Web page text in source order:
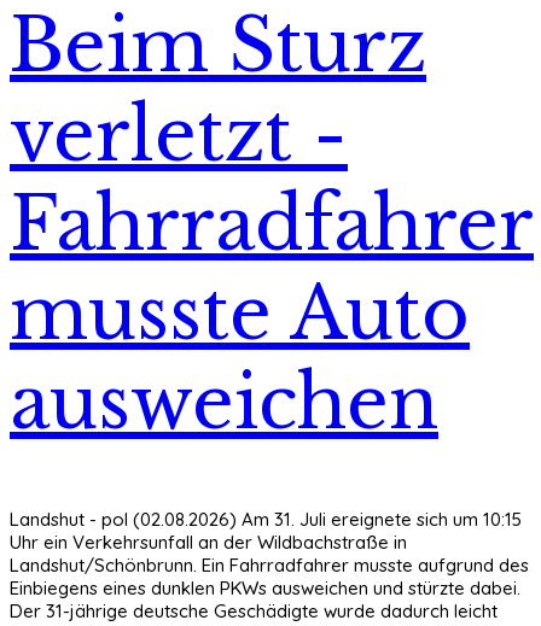
Beim Sturz
verletzt -
Fahrradfahrer
musste Auto
ausweichen
Landshut - pol (02.08.2026) Am 31. Juli ereignete sich um 10:15
Uhr ein Verkehrsunfall an der Wildbachstraße in
Landshut/Schönbrunn. Ein Fahrradfahrer musste aufgrund des
Einbiegens eines dunklen PKWs ausweichen und stürzte dabei.
Der 31-jährige deutsche Geschädigte wurde dadurch leicht